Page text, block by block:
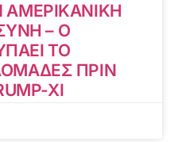
ΑΜΕΡΙΚΑΝΙΚΗ
– Ο
ΤΟ
ΠΡΙΝ
XI